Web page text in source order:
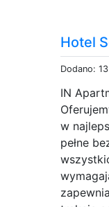
Hotel
Dodano:
IN
w
pełne